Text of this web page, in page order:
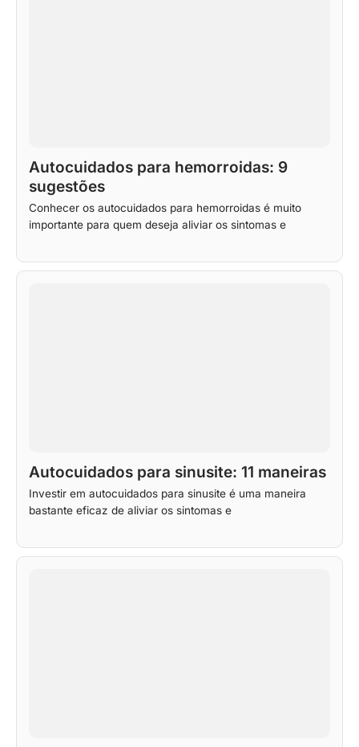
Autocuidados para hemorroidas: 9
sugestões
Conhecer os autocuidados para hemorroidas é muito
importante para quem deseja aliviar os sintomas e
Autocuidados para sinusite: 11 maneiras
Investir em autocuidados para sinusite é uma maneira
bastante eficaz de aliviar os sintomas e